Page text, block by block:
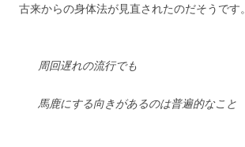
古来からの身体法が見直されたのだそうです。
周回遅れの流行でも
馬鹿にする向きがあるのは普遍的なこと